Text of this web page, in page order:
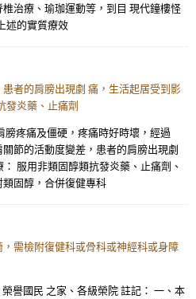
治療、瑜珈運動等，到目 現代鐘樓怪
述的實質療效
者的肩膀出現劇 痛，生活起居受到影
發炎藥、止痛劑
疼痛及僵硬，疼痛時好時壞，經過
節的活動度變差，患者的肩膀出現劇
服用非類固醇類抗發炎藥、止痛劑、
固醇，合併復健專科
需檢附復健科或骨科或神經科或身障
譽國民 之家、各級榮院 註記： 一、本